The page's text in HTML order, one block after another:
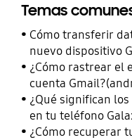
Temas
Cómo transferir
nuevo dispositivo
¿Cómo rastrear el
cuenta
¿Qué significan
en tu teléfono
¿Cómo recuperar